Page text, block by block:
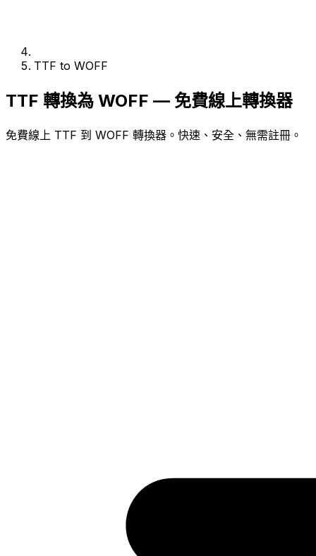
TTF to WOFF
TTF 轉換為 WOFF — 免費線上轉換器
免費線上 TTF 到 WOFF 轉換器。快速、安全、無需註冊。